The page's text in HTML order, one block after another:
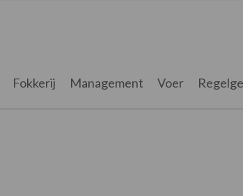
Fokkerij Management Voer